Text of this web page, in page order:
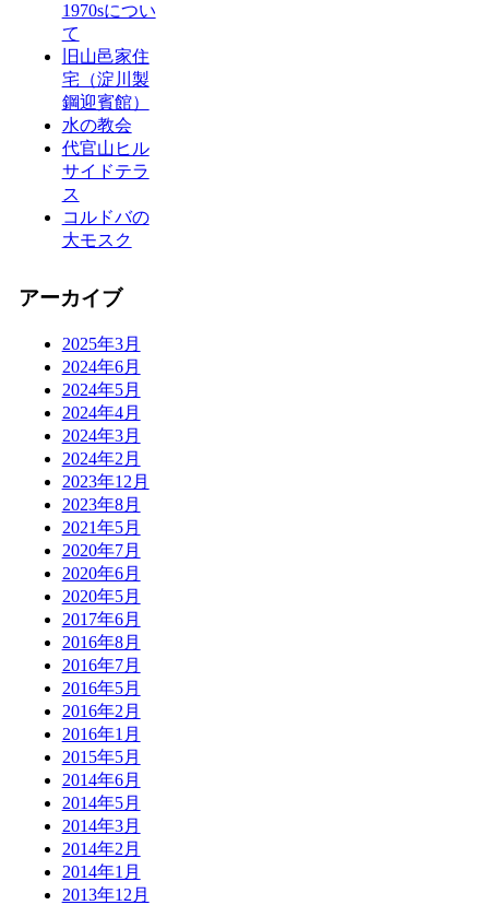
1970sについ
て
旧山邑家住
宅（淀川製
鋼迎賓館）
水の教会
代官山ヒル
サイドテラ
ス
コルドバの
大モスク
アーカイブ
2025年3月
2024年6月
2024年5月
2024年4月
2024年3月
2024年2月
2023年12月
2023年8月
2021年5月
2020年7月
2020年6月
2020年5月
2017年6月
2016年8月
2016年7月
2016年5月
2016年2月
2016年1月
2015年5月
2014年6月
2014年5月
2014年3月
2014年2月
2014年1月
2013年12月